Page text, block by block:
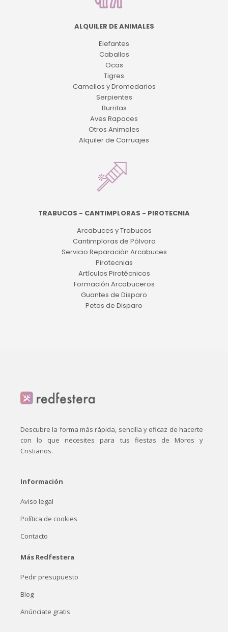
ALQUILER DE ANIMALES
Elefantes
Caballos
Ocas
Tigres
Camellos y Dromedarios
Serpientes
Burritas
Aves Rapaces
Otros Animales
Alquiler de Carruajes
TRABUCOS - CANTIMPLORAS - PIROTECNIA
Arcabuces y Trabucos
Cantimploras de Pólvora
Servicio Reparación Arcabuces
Pirotecnias
Artículos Pirotécnicos
Formación Arcabuceros
Guantes de Disparo
Petos de Disparo
Descubre la forma más rápida, sencilla y eficaz de hacerte
con lo que necesites para tus fiestas de Moros y
Cristianos.
Información
Aviso legal
Política de cookies
Contacto
Más Redfestera
Pedir presupuesto
Blog
Anúnciate gratis